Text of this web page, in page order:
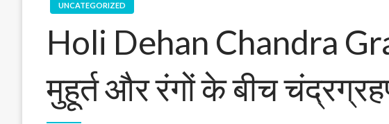
UNCATEGORIZED
Holi Dehan Chandra
मुहूर्त और रंगों के बीच